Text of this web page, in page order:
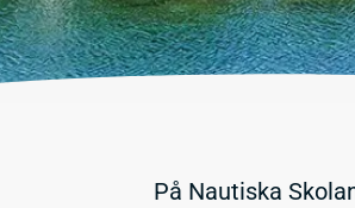
På Nautiska